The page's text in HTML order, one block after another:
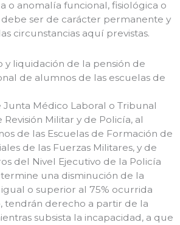
o anomalía funcional, fisiológica o
ser de carácter permanente y
circunstancias aquí previstas.
y liquidación de la pensión de
de alumnos de las escuelas de
Junta Médico Laboral o Tribunal
Militar y de Policía, al
de las Escuelas de Formación de
de las Fuerzas Militares, y de
del Nivel Ejecutivo de la Policía
una disminución de la
o superior al 75% ocurrida
tendrán derecho a partir de la
subsista la incapacidad, a que